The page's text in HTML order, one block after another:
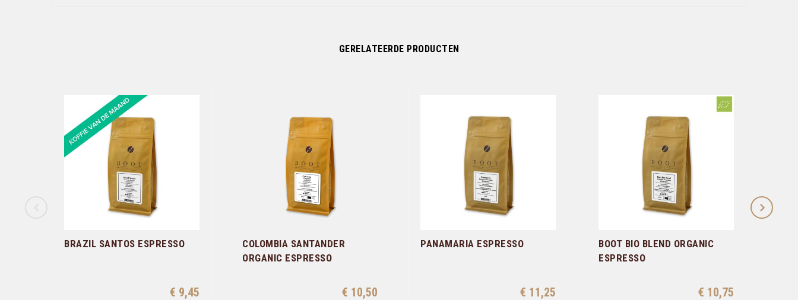
GERELATEERDE PRODUCTEN
BRAZIL SANTOS ESPRESSO
€ 9,45
COLOMBIA SANTANDER
ORGANIC ESPRESSO
€ 10,50
PANAMARIA ESPRESSO
€ 11,25
BOOT BIO BLEND ORGANIC
ESPRESSO
€ 10,75